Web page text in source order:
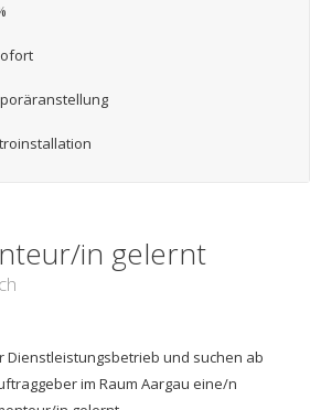
in gelernt
Dienstleistungsbetrieb und suchen ab
im Raum Aargau eine/n